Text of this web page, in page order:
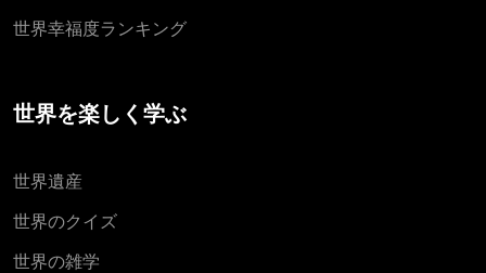
世界幸福度ランキング
世界を楽しく学ぶ
世界遺産
世界のクイズ
世界の雑学